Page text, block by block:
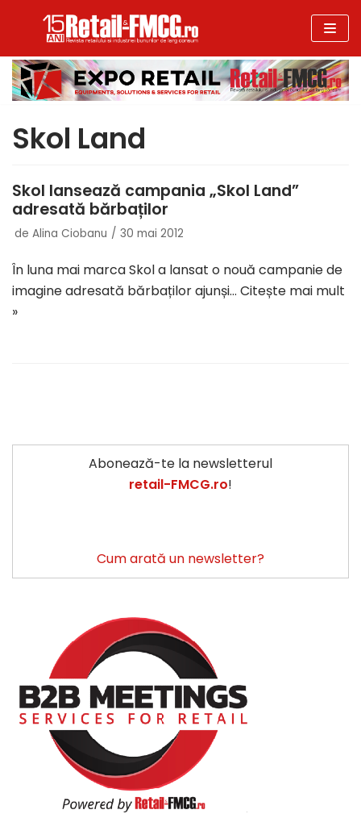
la
conținut
Skol Land
Skol lansează campania „Skol Land”
adresată bărbaților
de Alina Ciobanu 30 mai 2012
În luna mai marca Skol a lansat o nouă campanie de
imagine adresată bărbaților ajunși… Citește mai mult
»
Abonează-te la newsletterul
retail-FMCG.ro!
Cum arată un newsletter?